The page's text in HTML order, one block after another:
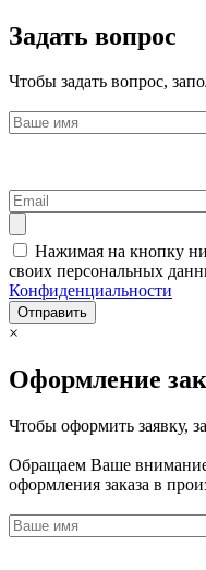
Задать вопрос
Чтобы задать вопрос,
Нажимая на кнопку
своих персональных
Конфиденциальности
Отправить
×
Оформление
Чтобы оформить заявку,
Обращаем Ваше
оформления заказа в